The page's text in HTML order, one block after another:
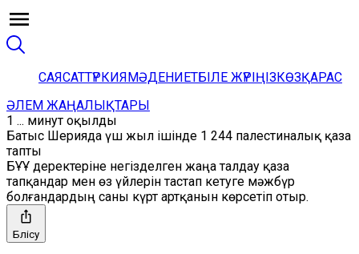
САЯСАТТҮРКИЯМӘДЕНИЕТБІЛЕ ЖҮРІҢІЗКӨЗҚАРАС
ӘЛЕМ ЖАҢАЛЫҚТАРЫ
1 ... минут оқылды
Батыс Шерияда үш жыл ішінде 1 244 палестиналық қаза
тапты
БҰҰ деректеріне негізделген жаңа талдау қаза
тапқандар мен өз үйлерін тастап кетуге мәжбүр
болғандардың саны күрт артқанын көрсетіп отыр.
Бөлісу